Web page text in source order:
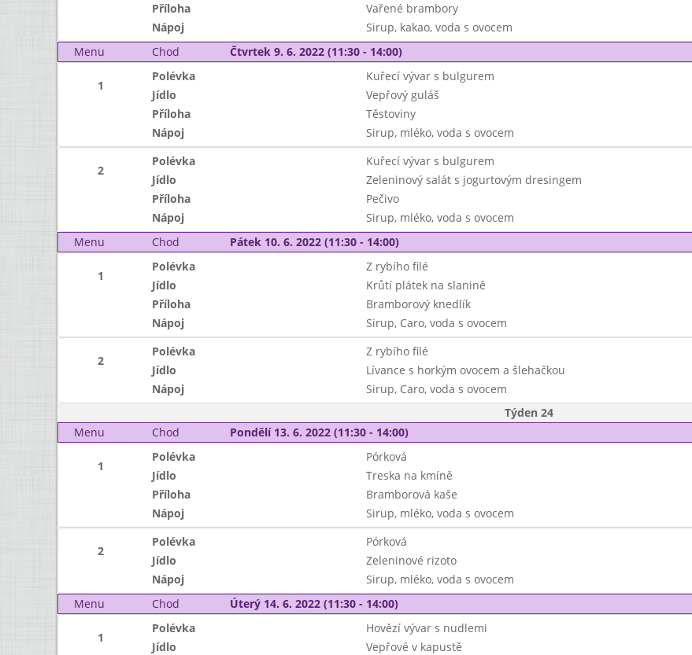
Příloha
Vařené brambory
Nápoj
Sirup, kakao, voda s ovocem
Menu
Chod Čtvrtek 9. 6. 2022 (11:30 - 14:00)
1
Polévka Kuřecí vývar s bulgurem
Jídlo
Vepřový guláš
Příloha
Těstoviny
Nápoj
Sirup, mléko, voda s ovocem
2
Polévka Kuřecí vývar s bulgurem
Jídlo
Zeleninový salát s jogurtovým dresingem
Příloha
Pečivo
Nápoj
Sirup, mléko, voda s ovocem
Menu
Chod Pátek 10. 6. 2022 (11:30 - 14:00)
1
Polévka Z rybího filé
Jídlo
Krůtí plátek na slanině
Příloha
Bramborový knedlík
Nápoj
Sirup, Caro, voda s ovocem
2
Polévka Z rybího filé
Jídlo
Lívance s horkým ovocem a šlehačkou
Nápoj
Sirup, Caro, voda s ovocem
Týden 24
Menu
Chod Pondělí 13. 6. 2022 (11:30 - 14:00)
1
Polévka Pórková
Jídlo
Treska na kmíně
Příloha
Bramborová kaše
Nápoj
Sirup, mléko, voda s ovocem
2
Polévka Pórková
Jídlo
Zeleninové rizoto
Nápoj
Sirup, mléko, voda s ovocem
Menu
Chod Úterý 14. 6. 2022 (11:30 - 14:00)
1
Polévka Hovězí vývar s nudlemi
Jídlo
Vepřové v kapustě